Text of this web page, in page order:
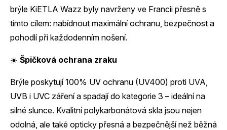
brýle KiETLA Wazz byly navrženy ve Francii přesně s
tímto cílem: nabídnout maximální ochranu, bezpečnost a
pohodlí při každodenním nošení.
☀️ Špičková ochrana zraku
Brýle poskytují 100% UV ochranu (UV400) proti UVA,
UVB i UVC záření a spadají do kategorie 3 – ideální na
silné slunce. Kvalitní polykarbonátová skla jsou nejen
odolná, ale také opticky přesná a bezpečnější než běžná